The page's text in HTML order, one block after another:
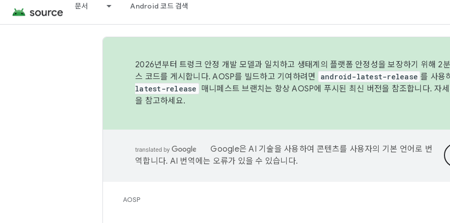
문서 Android 코드 검색
2026년부터 트렁크 안정 개발 모델과 일치하고 생태계의 플랫폼 안정성을 보장하기 위해 2
스 코드를 게시합니다. AOSP를 빌드하고 기여하려면
android-latest-release 를 사용
latest-release
매니페스트 브랜치는 항상 AOSP에 푸시된 최신 버전을 참조합니다. 자
을 참고하세요.
Google은 AI 기술을 사용하여 콘텐츠를 사용자의 기본 언어로 번
역합니다. AI 번역에는 오류가 있을 수 있습니다.
AOSP